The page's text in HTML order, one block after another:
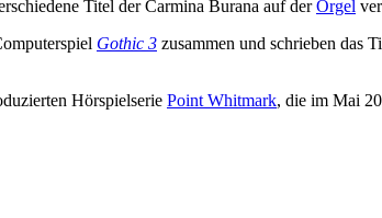
Titel der Carmina Burana auf derOrgel
Gothic 3 zusammen und schrieben das
Hörspielserie Point Whitmark, die im Mai